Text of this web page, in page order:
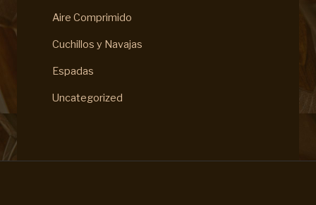
Aire Comprimido
Cuchillos y Navajas
Espadas
Uncategorized